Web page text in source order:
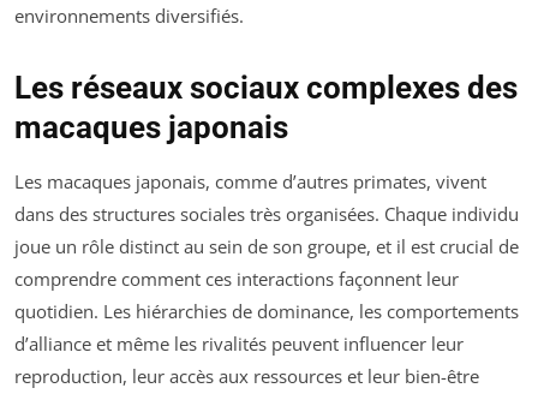
environnements diversifiés.
Les réseaux sociaux complexes des
macaques japonais
Les macaques japonais, comme d’autres primates, vivent
dans des structures sociales très organisées. Chaque individu
joue un rôle distinct au sein de son groupe, et il est crucial de
comprendre comment ces interactions façonnent leur
quotidien. Les hiérarchies de dominance, les comportements
d’alliance et même les rivalités peuvent influencer leur
reproduction, leur accès aux ressources et leur bien-être